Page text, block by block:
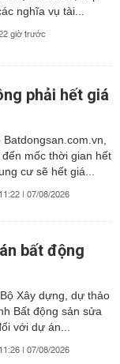
nghĩa vụ tài...
giờ trước
phải hết giá
mốc thời gian hết
cư sẽ hết giá...
11:22 | 07/08/2026
bất động
Xây dựng, dự thảo
Bất động sản sửa
với dự án...
11:26 | 07/08/2026